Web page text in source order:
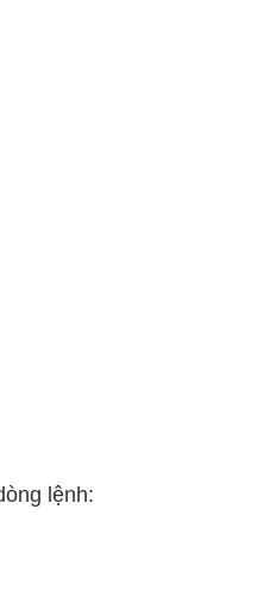
lệnh: